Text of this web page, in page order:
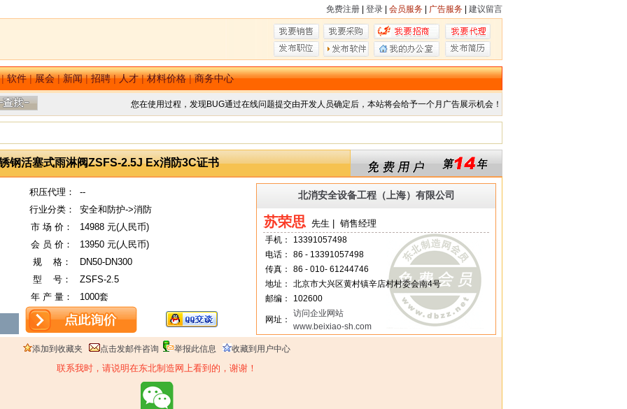
免费注册 登录 会员服务 广告服务 建议留言
软件|展会|新闻|招聘|人才|材料价格|商务中心
您在使用过程，发现BUG通过在线问题提交由开发人员确定后，本站将会给予一个月广告展示机会！
钢活塞式雨淋阀ZSFS-2.5J Ex消防3C证书
积压代理：
--
行业分类：
安全和防护->消防
市 场 价：
14988 元(人民币)
会 员 价：
13950 元(人民币)
规
格：
DN50-DN300
型
号：
ZSFS-2.5
年 产 量：
1000套
北消安全设备工程（上海）有限公司
苏荣思 先生 | 销售经理
手机：
13391057498
电话：
86 - 13391057498
传真：
86 - 010- 61244746
地址：
北京市大兴区黄村镇辛店村村委会南4号
邮编：
102600
网址：
访问企业网站
www.beixiao-sh.com
添加到收藏夹 点击发邮件咨询 举报此信息 收藏到用户中心
联系我时，请说明在东北制造网上看到的，谢谢！